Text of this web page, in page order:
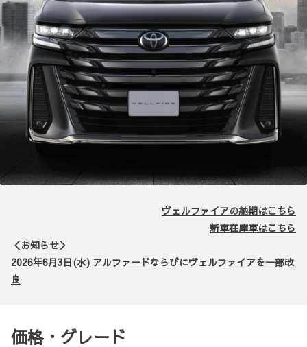
ヴェルファイアの納期はこちら
新車在庫車はこちら
＜お知らせ＞
2026年6月3日(水) アルファードならびにヴェルファイアを一部改
良
価格・グレード